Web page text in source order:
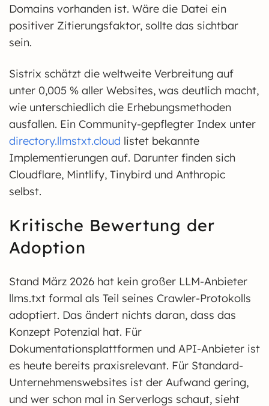
Domains vorhanden ist. Wäre die Datei ein
positiver Zitierungsfaktor, sollte das sichtbar
sein.
Sistrix schätzt die weltweite Verbreitung auf
unter 0,005 % aller Websites, was deutlich macht,
wie unterschiedlich die Erhebungsmethoden
ausfallen. Ein Community-gepflegter Index unter
directory.llmstxt.cloud listet bekannte
Implementierungen auf. Darunter finden sich
Cloudflare, Mintlify, Tinybird und Anthropic
selbst.
Kritische Bewertung der
Adoption
Stand März 2026 hat kein großer LLM-Anbieter
llms.txt formal als Teil seines Crawler-Protokolls
adoptiert. Das ändert nichts daran, dass das
Konzept Potenzial hat. Für
Dokumentationsplattformen und API-Anbieter ist
es heute bereits praxisrelevant. Für Standard-
Unternehmenswebsites ist der Aufwand gering,
und wer schon mal in Serverlogs schaut, sieht